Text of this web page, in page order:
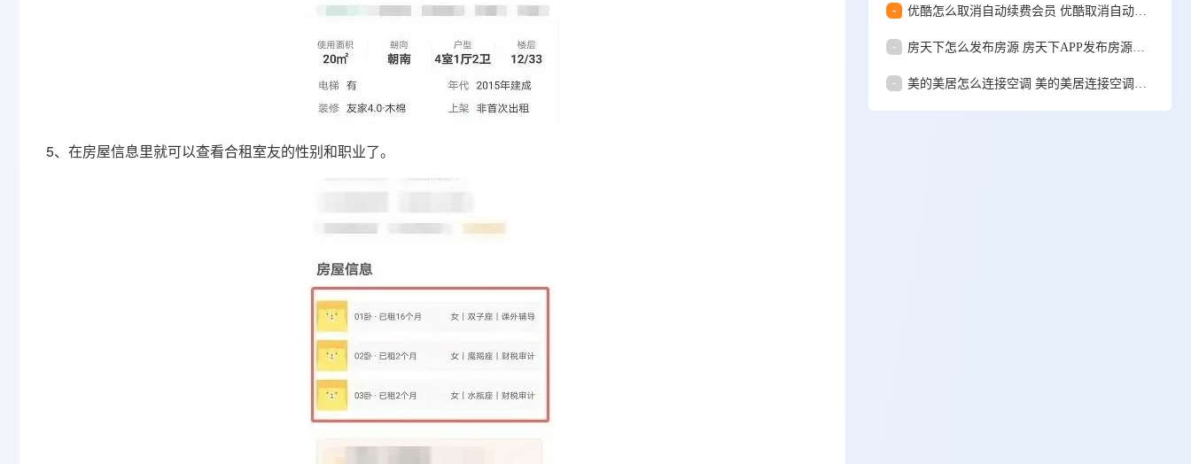
5、在房屋信息里就可以查看合租室友的性别和职业了。
- 优酷怎么取消自动续费会员 优酷取消自动续费会员方法
- 房天下怎么发布房源 房天下APP发布房源教程
- 美的美居怎么连接空调 美的美居连接空调步骤教程